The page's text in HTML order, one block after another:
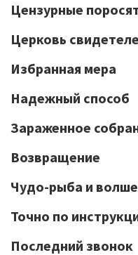
Цензурные
Церковь
Избранная мера
Надежный способ
Зараженное
Возвращение
Чудо-рыба и
Точно по
Последний звонок